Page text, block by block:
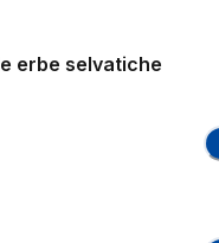
erbe selvatiche